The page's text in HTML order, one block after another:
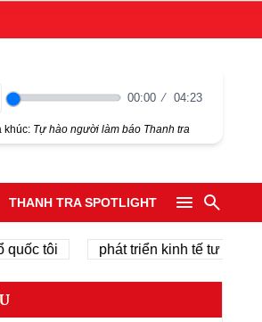
00:00 04:23
khúc: Tự hào người làm báo Thanh tra
THANH TRA SPOTLIGHT
tôi phát triển kinh tế tư nhân